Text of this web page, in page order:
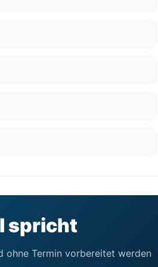
spricht
ohne Termin vorbereitet werden